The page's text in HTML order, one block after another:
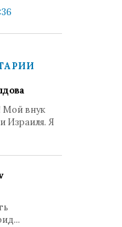
Мой внук
Израиля. Я